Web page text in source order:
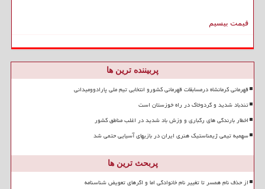
قیمت بیسیم
پربیننده ترین ها
قهرمانی کرمانشاه درمسابقات قهرمانی کشورو انتخابی تیم ملی پارادوومیدانی
تندباد شدید و گردوخاک در راه خوزستان است
اخطار بارندگی های رگباری و وزش باد شدید در اغلب مناطق کشور
سهمیه تیمی ژیمناستیک هنری ایران در بازیهای آسیایی حتمی شد
پربحث ترین ها
از حذف نام همسر تا تغییر نام خانوادگی اما و اگرهای تعویض شناسنامه